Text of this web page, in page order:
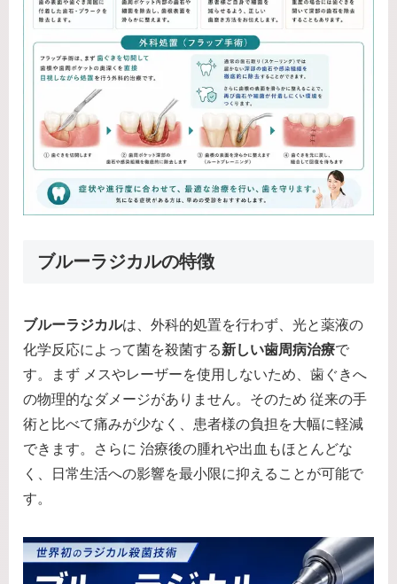
ブルーラジカルの特徴
ブルーラジカルは、外科的処置を行わず、光と薬液の
化学反応によって菌を殺菌する新しい歯周病治療で
す。まず メスやレーザーを使用しないため、歯ぐきへ
の物理的なダメージがありません。そのため 従来の手
術と比べて痛みが少なく、患者様の負担を大幅に軽減
できます。さらに 治療後の腫れや出血もほとんどな
く、日常生活への影響を最小限に抑えることが可能で
す。